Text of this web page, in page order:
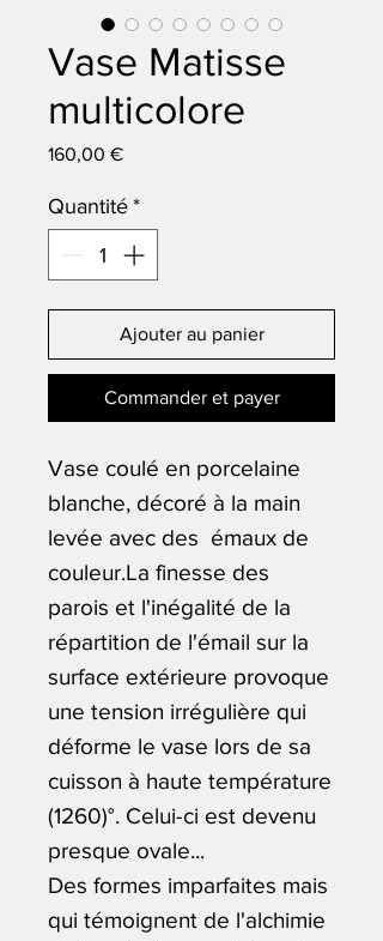
Vase Matisse
multicolore
160,00 €Prix
Quantité *
Ajouter au panier
Commander et payer
Vase coulé en porcelaine
blanche, décoré à la main
levée avec des émaux de
couleur.La finesse des
parois et l'inégalité de la
répartition de l'émail sur la
surface extérieure provoque
une tension irrégulière qui
déforme le vase lors de sa
cuisson à haute température
(1260)°. Celui-ci est devenu
presque ovale...
Des formes imparfaites mais
qui témoignent de l'alchimie